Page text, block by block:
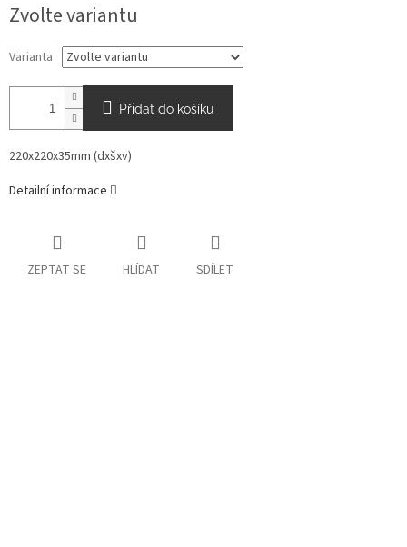
Zvolte variantu
Varianta
Přidat do košíku
220x220x35mm (dxšxv)
Detailní informace
ZEPTAT SE HLÍDAT SDÍLET